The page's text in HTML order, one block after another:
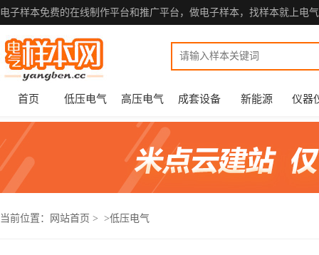
电子样本免费的在线制作平台和推广平台，做电子样本，找样本就上电
首页 低压电气 高压电气 成套设备 新能源 仪器
当前位置： 网站首页 > >低压电气